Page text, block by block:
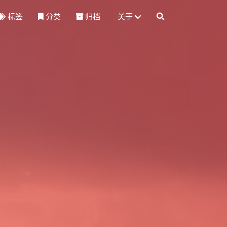
标签 分类 归档 关于